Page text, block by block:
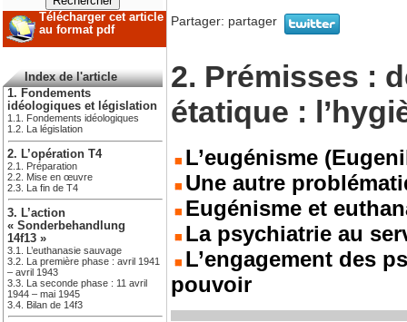
Télécharger cet article
au format pdf
Index de l'article
1. Fondements
idéologiques et législation
1.1. Fondements idéologiques
1.2. La législation
2. L’opération T4
2.1. Préparation
2.2. Mise en œuvre
2.3. La fin de T4
3. L’action
« Sonderbehandlung
14f13 »
3.1. L’euthanasie sauvage
3.2. La première phase : avril 1941
– avril 1943
3.3. La seconde phase : 11 avril
1944 – mai 1945
3.4. Bilan de 14f3
Partager: partager
2. Prémisses :
étatique :
L’eugénisme
Une autre
Eugénisme et
La psychiatrie au
L’engagement des
pouvoir